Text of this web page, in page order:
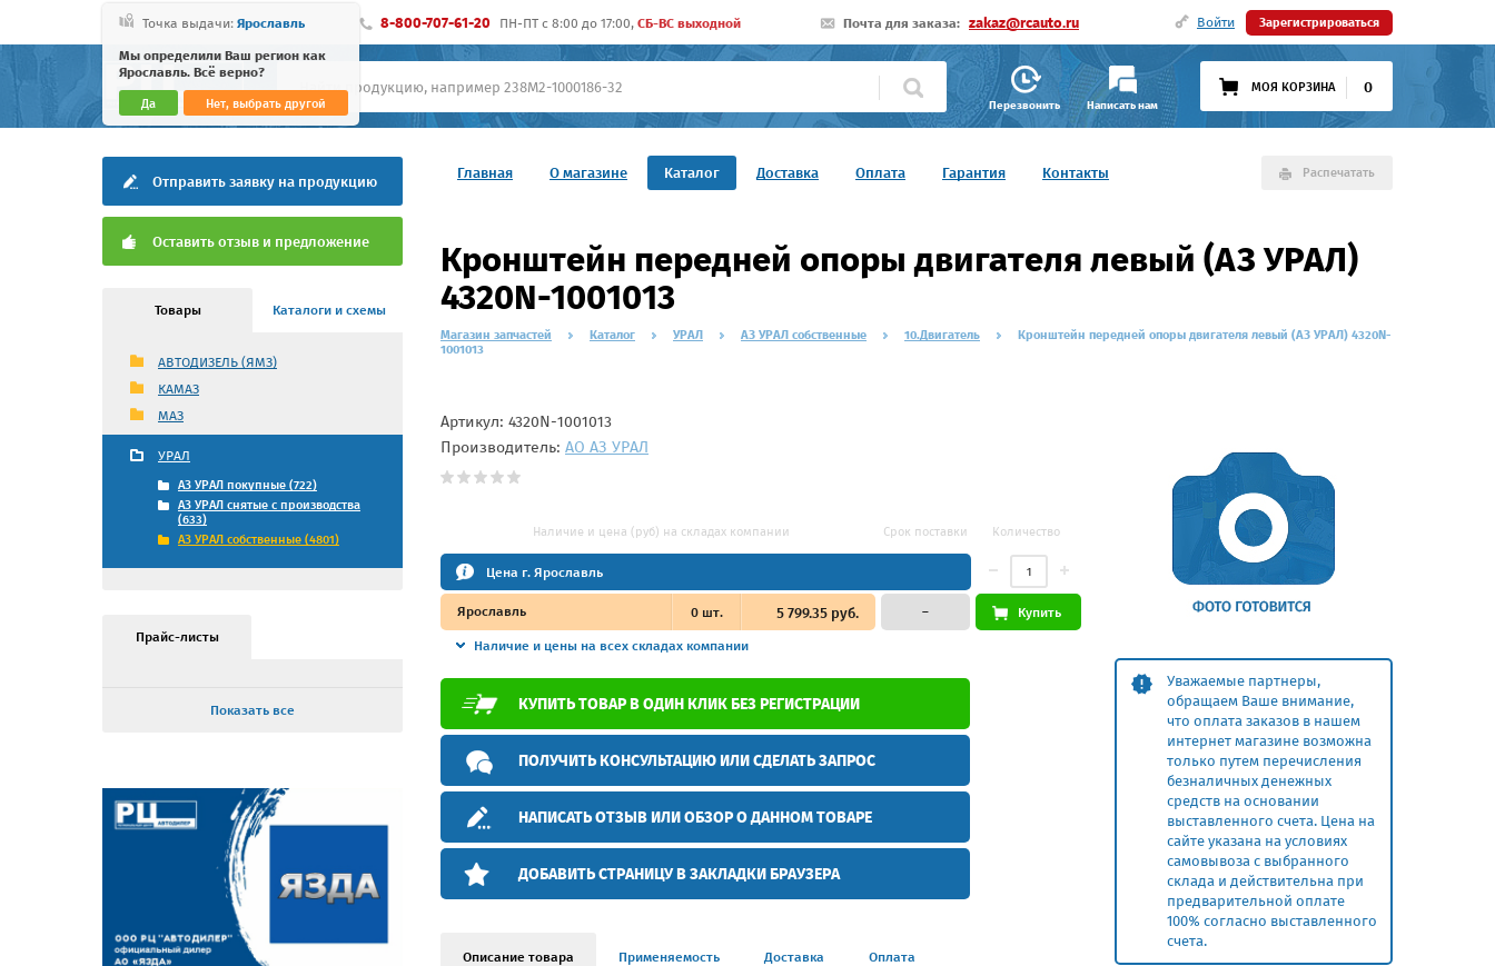
Точка выдачи: Ярославль
Мы определили Ваш регион как
Ярославль. Всё верно?
Да Нет, выбрать другой
8-800-707-61-20 ПН-ПТ c 8:00 до 17:00, СБ-ВС выходной Почта для заказа: zakaz@rcauto.ru Войти Зарегистрироваться
Перезвонить Написать нам
МОЯ КОРЗИНА 0
Главная О магазине Каталог Доставка Оплата Гарантия Контакты Распечатать
Отправить заявку на продукцию
Оставить отзыв и предложение
Товары Каталоги и схемы
АВТОДИЗЕЛЬ (ЯМЗ)
КАМАЗ
МАЗ
УРАЛ
АЗ УРАЛ покупные (722)
АЗ УРАЛ снятые с производства
(633)
АЗ УРАЛ собственные (4801)
Прайс-листы
Показать все
Кронштейн передней опоры двигателя левый (АЗ УРАЛ)
4320N-1001013
Магазин запчастей Каталог УРАЛ АЗ УРАЛ собственные 10.Двигатель
Кронштейн передней опоры двигателя левый (АЗ УРАЛ) 4320N-
1001013
Уважаемые партнеры,
обращаем Ваше внимание,
что оплата заказов в нашем
интернет магазине возможна
только путем перечисления
безналичных денежных
средств на основании
выставленного счета. Цена на
сайте указана на условиях
самовывоза с выбранного
склада и действительна при
предварительной оплате
100% согласно выставленного
счета.
Артикул: 4320N-1001013
Производитель: АО АЗ УРАЛ
Наличие и цена (руб) на складах компании Срок поставки Количество
Цена г. Ярославль
Ярославль 0шт. 5 799.35 руб.
Наличие и цены на всех складах компании
– Купить
КУПИТЬ ТОВАР В ОДИН КЛИК БЕЗ РЕГИСТРАЦИИ
ПОЛУЧИТЬ КОНСУЛЬТАЦИЮ ИЛИ СДЕЛАТЬ ЗАПРОС
НАПИСАТЬ ОТЗЫВ ИЛИ ОБЗОР О ДАННОМ ТОВАРЕ
ДОБАВИТЬ СТРАНИЦУ В ЗАКЛАДКИ БРАУЗЕРА
Описание товара Применяемость Доставка Оплата